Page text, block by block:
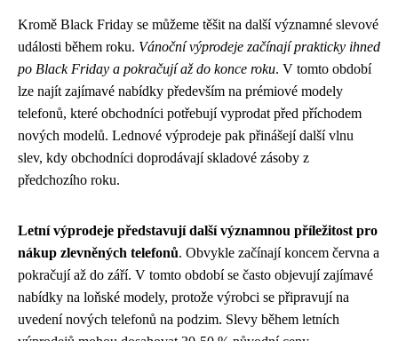
Kromě Black Friday se můžeme těšit na další významné slevové
události během roku. Vánoční výprodeje začínají prakticky ihned
po Black Friday a pokračují až do konce roku. V tomto období
lze najít zajímavé nabídky především na prémiové modely
telefonů, které obchodníci potřebují vyprodat před příchodem
nových modelů. Lednové výprodeje pak přinášejí další vlnu
slev, kdy obchodníci doprodávají skladové zásoby z
předchozího roku.
Letní výprodeje představují další významnou příležitost pro
nákup zlevněných telefonů. Obvykle začínají koncem června a
pokračují až do září. V tomto období se často objevují zajímavé
nabídky na loňské modely, protože výrobci se připravují na
uvedení nových telefonů na podzim. Slevy během letních